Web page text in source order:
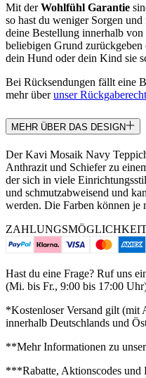
Mit derWohlfühl Garantie
so hast du weniger Sorgen
deine Bestellung innerhalb
beliebigen Grund zurückgeben
dein Hund oder dein Kind sie
Bei Rücksendungen fällt eine
mehr überunser
MEHR ÜBER DAS DESIGN
Der Kavi Mosaik Navy
Anthrazit und Schiefer zu
der sich in viele
und schmutzabweisend und
werden. Die Farben können je
Hast du eine Frage? Ruf uns
(Mi. bis Fr., 9:00 bis 17:00
*Kostenloser Versand gilt (mit
innerhalb Deutschlands und
**Mehr Informationen zu
***Rabatte, Aktionscodes und